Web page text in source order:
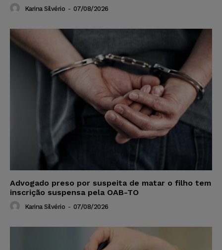
Karina Silvério - 07/08/2026
Advogado preso por suspeita de matar o filho tem
inscrição suspensa pela OAB-TO
Karina Silvério - 07/08/2026